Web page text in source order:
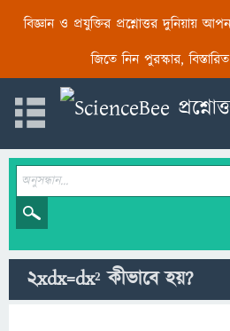
বিজ্ঞান ও প্রযুক্তির প্রশ্নোত্তর দুনিয়ায়
জিতে নিন পুরস্কার, বিস্তারিত
2xdx=dx² কীভাবে হয়?